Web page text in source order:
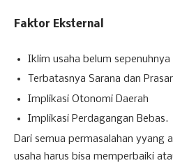
Faktor Eksternal
Iklim usaha belum
Terbatasnya Sarana dan
Implikasi Otonomi Daerah
Implikasi Perdagangan Bebas.
Dari semua permasalahan yyang
usaha harus bisa memperbaiki